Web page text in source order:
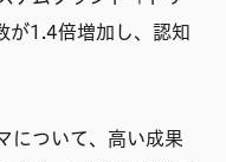
が1.4倍増加し、認知
について、高い成果